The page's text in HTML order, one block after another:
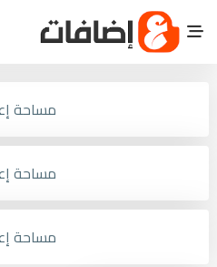
مساحة
مساحة
مساحة